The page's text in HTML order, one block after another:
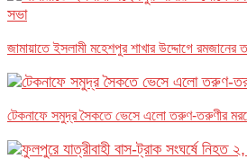
জামায়াতে ইসলামী মহেশপুর শাখার উদ্দোগে রমজানের
টেকনাফে সমুদ্র সৈকতে ভেসে এলো তরুণ-তরুণীর